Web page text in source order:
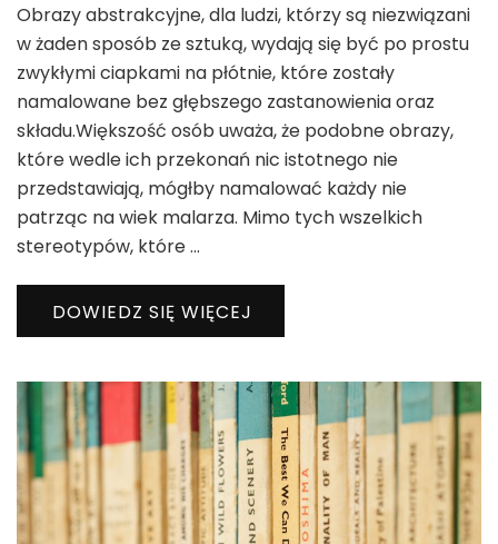
Obrazy abstrakcyjne, dla ludzi, którzy są niezwiązani
w żaden sposób ze sztuką, wydają się być po prostu
zwykłymi ciapkami na płótnie, które zostały
namalowane bez głębszego zastanowienia oraz
składu.Większość osób uważa, że podobne obrazy,
które wedle ich przekonań nic istotnego nie
przedstawiają, mógłby namalować każdy nie
patrząc na wiek malarza. Mimo tych wszelkich
stereotypów, które …
DOWIEDZ SIĘ WIĘCEJ